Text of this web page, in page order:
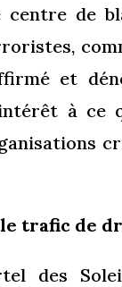
de
et
à ce
trafic de
des